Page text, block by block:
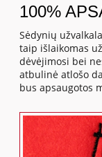
100%
Sėdynių
taip išlaikomas
dėvėjimosi bei
atbulinė atlošo
bus apsaugotos